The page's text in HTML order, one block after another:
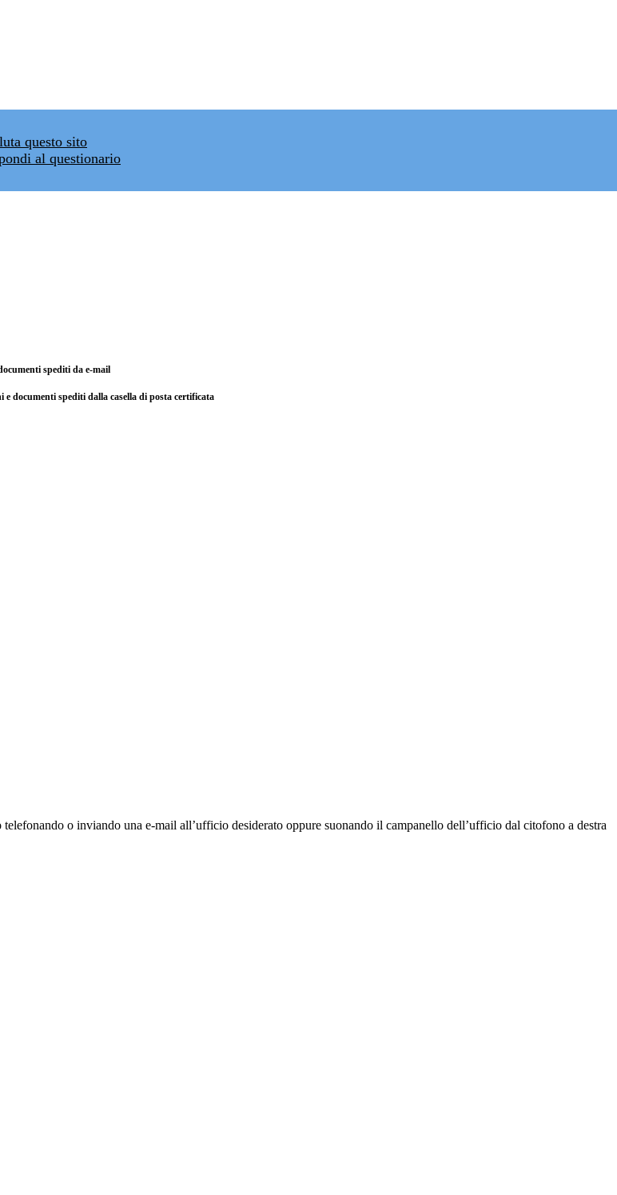
questo sito
al questionario
spediti da e-mail
e documenti spediti dalla casella di posta certificata
o inviando una e-mail all’ufficio desiderato oppure suonando il campanello dell’ufficio dal citofono a destra